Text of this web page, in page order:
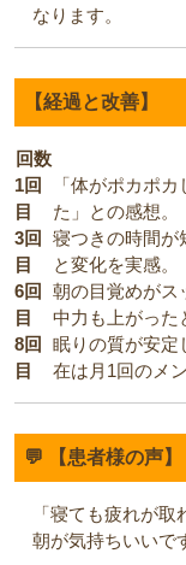
なります。
【経過と改善】
回数
1回
目
「体がポカポ
た」との感想。
3回
目
寝つきの時間が
と変化を実感。
6回
目
朝の目覚めがス
中力も上がった
8回
目
眠りの質が安定
在は月1回のメ
💬 【患者様の声】
「寝ても疲れが
朝が気持ちいいで